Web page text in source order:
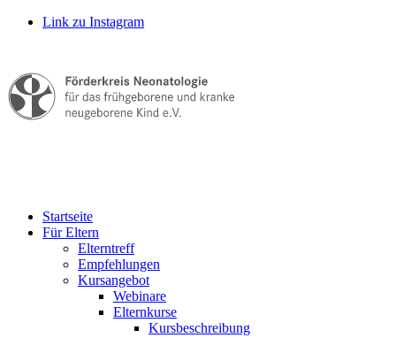
Link zu Instagram
Startseite
Für Eltern
Elterntreff
Empfehlungen
Kursangebot
Webinare
Elternkurse
Kursbeschreibung